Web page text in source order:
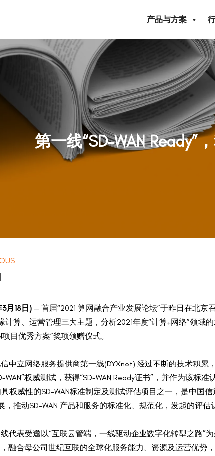
产品与方案
第一线“SD-WAN Ready”
3月 18日) — 首届“2021 算网融合产业发展论坛”于昨日在北京
计算、运营管理三大主题，分析2021年度“计算+网络”领域
项目优秀方案”奖项颁赠仪式。
中立网络服务提供商第一线(DYXnet) 经过不断的技术积
WAN”权威测试，获得“SD-WAN Ready证书”，并作为该标
权威性的SD-WAN标准制定及测试评估项目之一，是中国
，推动SD-WAN 产品和服务的标准化、规范化，发起的评估
代表受邀以“互联云管端，一线驱动企业数字化转型之路”
融合母公司世纪互联的全球化服务能力、资源及运营优势